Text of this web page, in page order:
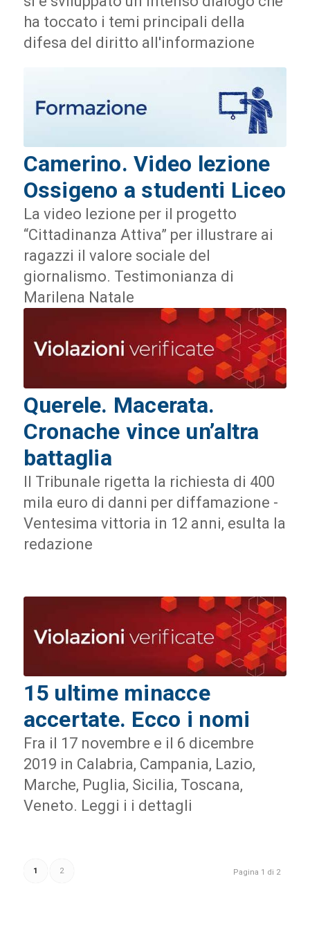
ha toccato i temi principali della
difesa del diritto all'informazione
Camerino. Video lezione
Ossigeno a studenti Liceo
La video lezione per il progetto
“Cittadinanza Attiva” per illustrare ai
ragazzi il valore sociale del
giornalismo. Testimonianza di
Marilena Natale
Querele. Macerata.
Cronache vince un’altra
battaglia
Il Tribunale rigetta la richiesta di 400
mila euro di danni per diffamazione -
Ventesima vittoria in 12 anni, esulta la
redazione
15 ultime minacce
accertate. Ecco i nomi
Fra il 17 novembre e il 6 dicembre
2019 in Calabria, Campania, Lazio,
Marche, Puglia, Sicilia, Toscana,
Veneto. Leggi i i dettagli
Pagina 1 di 2
1 2